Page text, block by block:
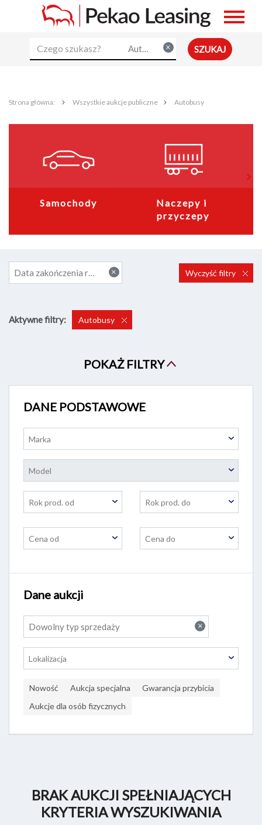
×
Autobusy
Strona główna: Wszystkie aukcje publiczne Autobusy
Samochody
Naczepy i
przyczepy
Wyczyść filtry
Aktywne filtry: Autobusy
×
Data zakończenia rosnąco
POKAŻ FILTRY
DANE PODSTAWOWE
Marka
Model
Rok prod. od Rok prod. do
Cena od Cena do
Dane aukcji
×
Dowolny typ sprzedaży
Lokalizacja
Nowość Aukcja specjalna
Gwarancja przybicia
Aukcje dla osób fizycznych
BRAK AUKCJI SPEŁNIAJĄCYCH
KRYTERIA WYSZUKIWANIA